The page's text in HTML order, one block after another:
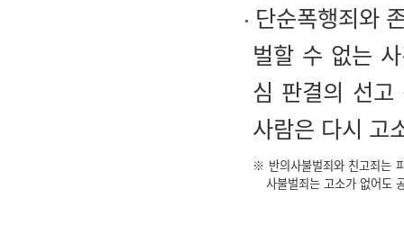
단순폭행죄와
벌할 수 없는
심 판결의 선
사람은 다시 고
※ 반의사불벌죄와 친고죄는
사불벌죄는 고소가 없어도